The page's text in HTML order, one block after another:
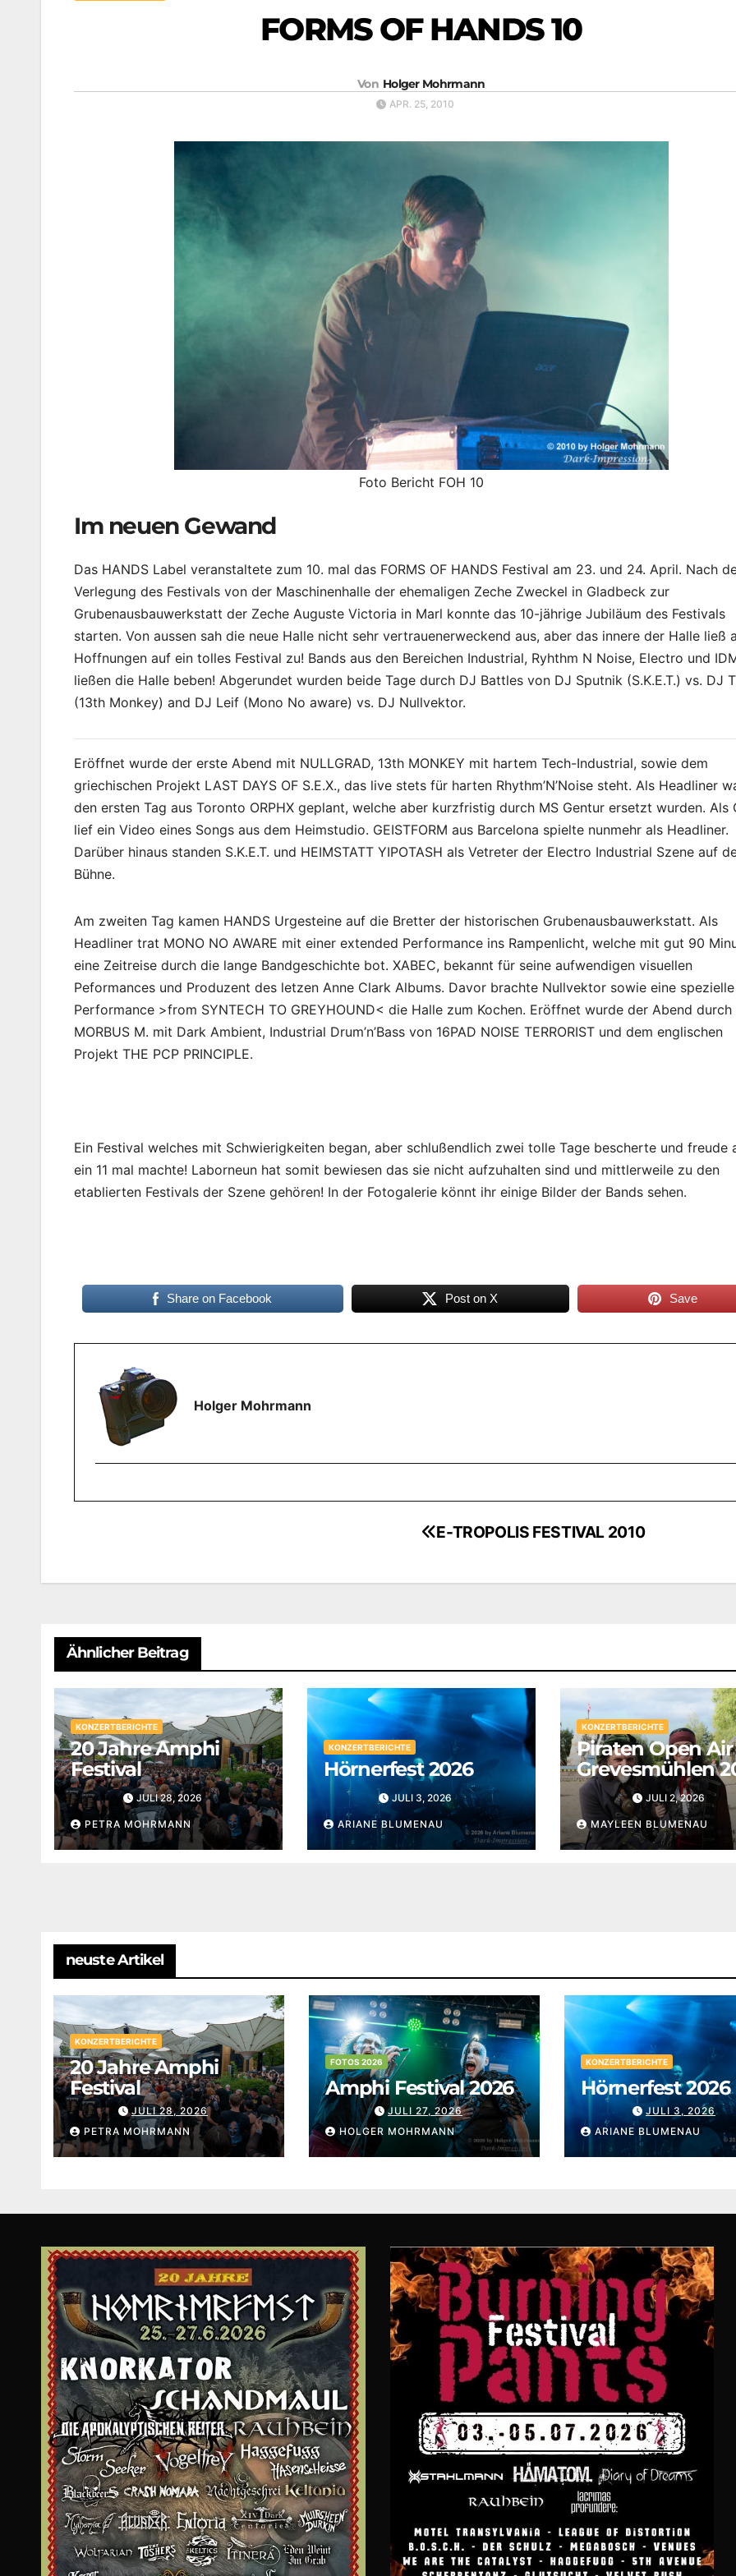
FORMS OF HANDS 10
Von Holger Mohrmann
APR. 25, 2010
Foto Bericht FOH 10
Im neuen Gewand
Das HANDS Label veranstaltete zum 10. mal das FORMS OF HANDS Festival am 23. und 24. April. Nach
Verlegung des Festivals von der Maschinenhalle der ehemaligen Zeche Zweckel in Gladbeck zur
Grubenausbauwerkstatt der Zeche Auguste Victoria in Marl konnte das 10-jährige Jubiläum des Festivals
starten. Von aussen sah die neue Halle nicht sehr vertrauenerweckend aus, aber das innere der Halle ließ
Hoffnungen auf ein tolles Festival zu! Bands aus den Bereichen Industrial, Ryhthm N Noise, Electro und
ließen die Halle beben! Abgerundet wurden beide Tage durch DJ Battles von DJ Sputnik (S.K.E.T.) vs. DJ
(13th Monkey) and DJ Leif (Mono No aware) vs. DJ Nullvektor.
Eröffnet wurde der erste Abend mit NULLGRAD, 13th MONKEY mit hartem Tech-Industrial, sowie dem
griechischen Projekt LAST DAYS OF S.E.X., das live stets für harten Rhythm’N’Noise steht. Als Headliner
den ersten Tag aus Toronto ORPHX geplant, welche aber kurzfristig durch MS Gentur ersetzt wurden. Als
lief ein Video eines Songs aus dem Heimstudio. GEISTFORM aus Barcelona spielte nunmehr als Headliner.
Darüber hinaus standen S.K.E.T. und HEIMSTATT YIPOTASH als Vetreter der Electro Industrial Szene auf
Bühne.
Am zweiten Tag kamen HANDS Urgesteine auf die Bretter der historischen Grubenausbauwerkstatt. Als
Headliner trat MONO NO AWARE mit einer extended Performance ins Rampenlicht, welche mit gut 90
eine Zeitreise durch die lange Bandgeschichte bot. XABEC, bekannt für seine aufwendigen visuellen
Peformances und Produzent des letzen Anne Clark Albums. Davor brachte Nullvektor sowie eine spezielle
Performance >from SYNTECH TO GREYHOUND< die Halle zum Kochen. Eröffnet wurde der Abend durch
MORBUS M. mit Dark Ambient, Industrial Drum’n’Bass von 16PAD NOISE TERRORIST und dem englischen
Projekt THE PCP PRINCIPLE.
Ein Festival welches mit Schwierigkeiten began, aber schlußendlich zwei tolle Tage bescherte und freude
ein 11 mal machte! Laborneun hat somit bewiesen das sie nicht aufzuhalten sind und mittlerweile zu den
etablierten Festivals der Szene gehören! In der Fotogalerie könnt ihr einige Bilder der Bands sehen.
Share on Facebook Post on X Save
Holger Mohrmann
E-TROPOLIS FESTIVAL 2010
Ähnlicher Beitrag
KONZERTBERICHTE
20 Jahre Amphi
Festival
JULI 28, 2026
PETRA MOHRMANN
KONZERTBERICHTE
Hörnerfest 2026
JULI 3, 2026
ARIANE BLUMENAU
KONZERTBERICHTE
Piraten Open Air
Grevesmühlen
JULI 2, 2026
MAYLEEN BLUMENAU
neuste Artikel
KONZERTBERICHTE
20 Jahre Amphi
Festival
JULI 28, 2026
PETRA MOHRMANN
FOTOS 2026
Amphi Festival 2026
JULI 27, 2026
HOLGER MOHRMANN
KONZERTBERICHTE
Hörnerfest 2026
JULI 3, 2026
ARIANE BLUMENAU